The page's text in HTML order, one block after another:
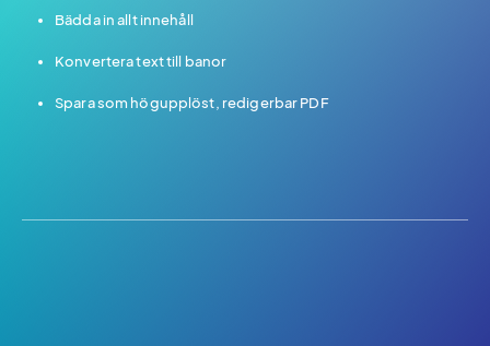
Bädda in allt innehåll
Konvertera text till banor
Spara som högupplöst, redigerbar PDF